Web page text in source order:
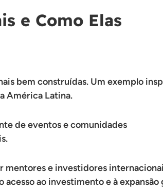
e Como Elas
bem construídas. Um exemplo
América Latina.
de eventos e comunidades
e investidores
ao investimento e à expansão